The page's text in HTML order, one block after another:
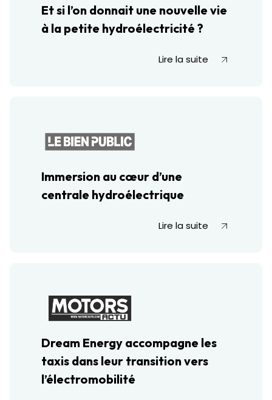
Et si l’on donnait une nouvelle vie
à la petite hydroélectricité ?
Lire la suite
Immersion au cœur d’une
centrale hydroélectrique
Lire la suite
Dream Energy accompagne les
taxis dans leur transition vers
l’électromobilité